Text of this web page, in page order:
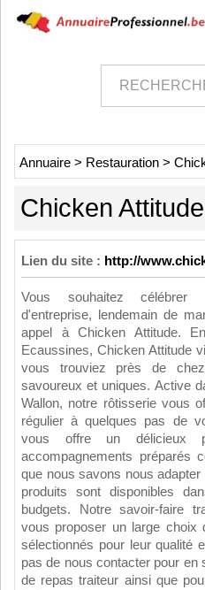
Annuaire > Restauration >
Chicken Attitude
Lien du site : http://
Vous souhaitez célébrer
d'entreprise, lendemain de
appel à Chicken Attitude.
Ecaussines, Chicken Attitude
vous trouviez près de
savoureux et uniques. Active
Wallon, notre rôtisserie vous
régulier à quelques pas de
vous offre un délicieux
accompagnements préparés
que nous savons nous
produits sont disponibles
budgets. Notre savoir-faire
vous proposer un large choix
sélectionnés pour leur qualité
pas de nous contacter pour
de repas traiteur ainsi que